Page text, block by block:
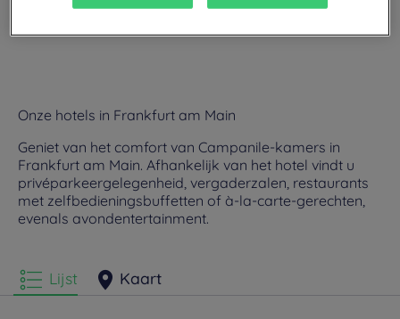
voor een heerlijke break tegen de beste prijs!
Onze hotels in Frankfurt am Main
Geniet van het comfort van Campanile-kamers in
Frankfurt am Main. Afhankelijk van het hotel vindt u
privéparkeergelegenheid, vergaderzalen, restaurants
met zelfbedieningsbuffetten of à-la-carte-gerechten,
evenals avondentertainment.
Lijst Kaart